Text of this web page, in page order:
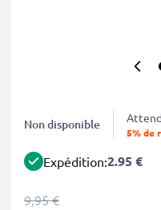
Non disponible
5% de
Expédition:2.95 €
9,95 €